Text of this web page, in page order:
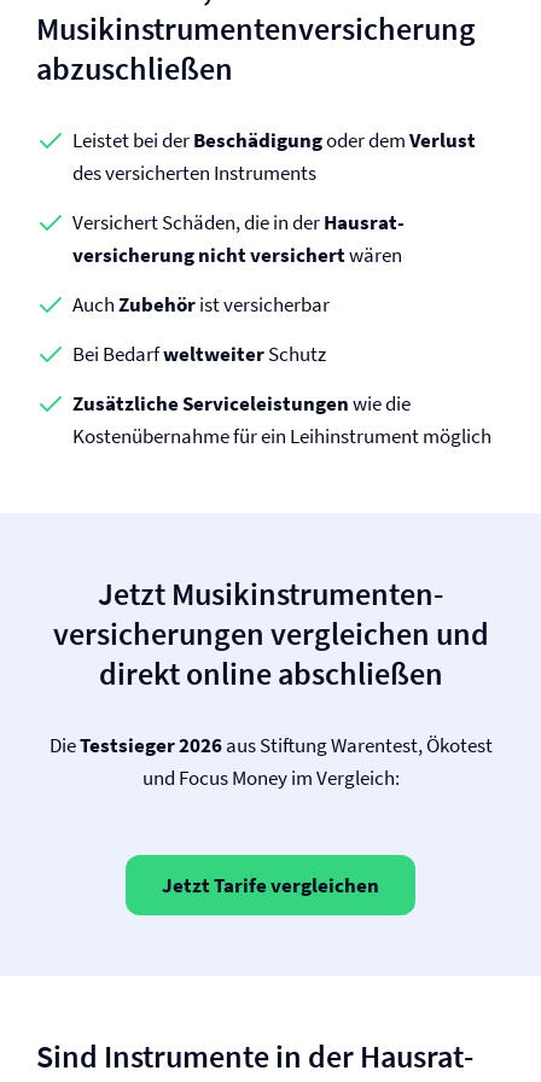
Musikinstrumenten­versicherung
abzuschließen
Leistet bei derBeschädigungoder demVerlust
des versicherten Instruments
Versichert Schäden, die in derHausrat­
versicherung nicht versichertwären
AuchZubehörist versicherbar
Bei BedarfweltweiterSchutz
Zusätzliche Serviceleistungenwie die
Kostenübernahme für ein Leihinstrument möglich
Jetzt Musikinstrumenten­
versicherungen vergleichen und
direkt online abschließen
DieTestsieger 2026aus Stiftung Warentest, Ökotest
und Focus Money im Vergleich:
Jetzt Tarife vergleichen
Sind Instrumente in der Hausrat­